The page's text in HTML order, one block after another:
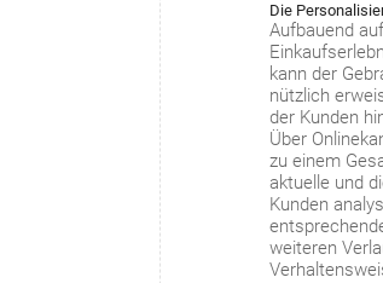
Die
Aufbauend
kann der
nützlich
der Kunden
Über
zu einem
aktuelle und
Kunden
weiteren